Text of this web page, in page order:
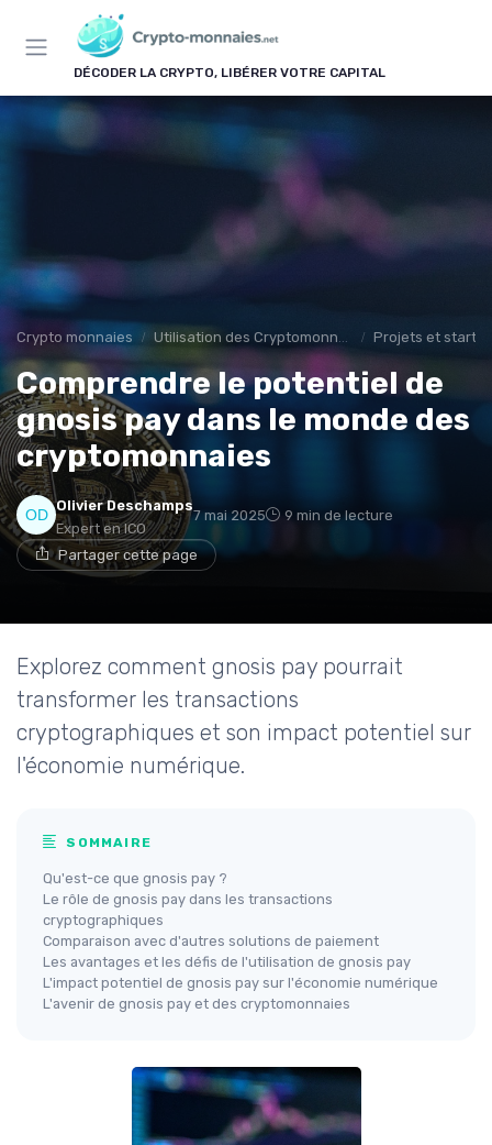
DÉCODER LA CRYPTO, LIBÉRER VOTRE CAPITAL
Crypto monnaies Utilisation des Cryptomonnaies Projets et start-
Comprendre le potentiel de
gnosis pay dans le monde des
cryptomonnaies
Olivier Deschamps
Expert en ICO
7 mai 2025 9 min de lecture
Partager cette page
Explorez comment gnosis pay pourrait
transformer les transactions
cryptographiques et son impact potentiel sur
l'économie numérique.
SOMMAIRE
Qu'est-ce que gnosis pay ?
Le rôle de gnosis pay dans les transactions
cryptographiques
Comparaison avec d'autres solutions de paiement
Les avantages et les défis de l'utilisation de gnosis pay
L'impact potentiel de gnosis pay sur l'économie numérique
L'avenir de gnosis pay et des cryptomonnaies
Panneau de gestion des cookies